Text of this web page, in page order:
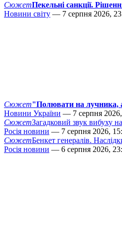
СюжетПекельні санкції.
Новини світу — 7 серпня 2026,
Сюжет"Полювати на лучника,
Новини України — 7 серпня
СюжетЗагадковий звук вибуху
Росія новини — 7 серпня 2026,
СюжетБенкет генералів.
Росія новини — 6 серпня 2026,